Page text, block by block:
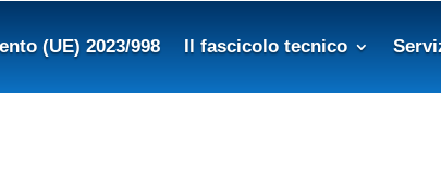
(UE) 2023/998 Il fascicolo tecnico